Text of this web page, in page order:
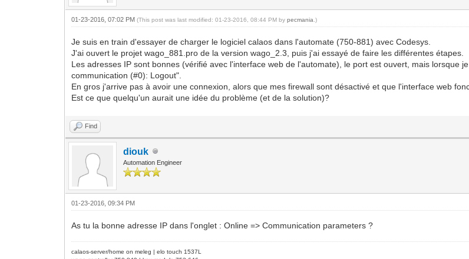
01-23-2016, 07:02 PM(This post was last modified: 01-23-2016, 08:44 PM bypecmania .)
Je suis en train d'essayer de charger le logiciel calaos dans l'automate (750-881) avec Codesys.
J'ai ouvert le projet wago_881.pro de la version wago_2.3, puis j'ai essayé de faire les différentes étapes.
Les adresses IP sont bonnes (vérifié avec l'interface web de l'automate), le port est ouvert, mais lorsque
communication (#0): Logout".
En gros j'arrive pas à avoir une connexion, alors que mes firewall sont désactivé et que l'interface web
Est ce que quelqu'un aurait une idée du problème (et de la solution)?
Find
diouk
Automation Engineer
01-23-2016, 09:34 PM
As tu la bonne adresse IP dans l'onglet : Online => Communication parameters ?
calaos-server/home on meleg | elo touch 1537L